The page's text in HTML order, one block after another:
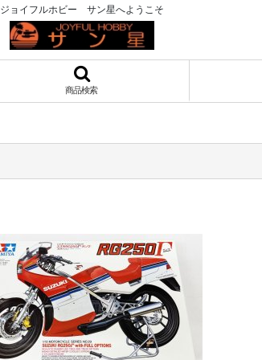
ジョイフルホビー サン星へようこそ
商品検索